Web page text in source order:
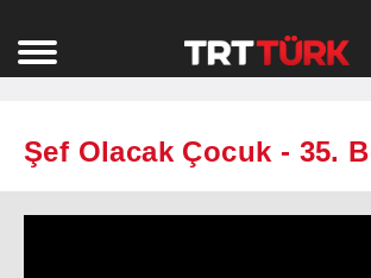
Şef Olacak Çocuk - 35.